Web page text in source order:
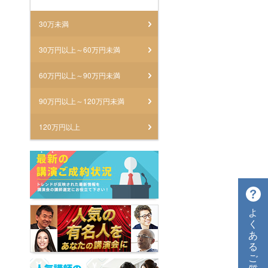
30万未満
30万円以上～60万円未満
60万円以上～90万円未満
90万円以上～120万円未満
120万円以上
よ
く
あ
る
ご